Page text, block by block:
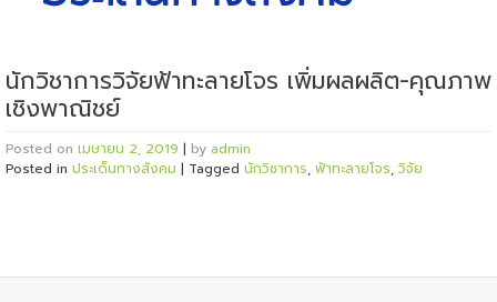
นักวิชาการวิจัยฟ้าทะลายโจร เพิ่มผลผลิต-คุณภาพ
เชิงพาณิชย์
Posted on เมษายน 2, 2019 | by admin
Posted in ประเด็นทางสังคม | Tagged นักวิชาการ ฟ้าทะลายโจร วิจัย